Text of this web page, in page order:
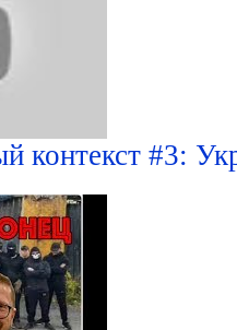
контекст #3: